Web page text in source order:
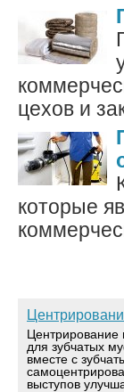
цехов и
которые
Центрирование
для зубчатых
вместе с
выступов